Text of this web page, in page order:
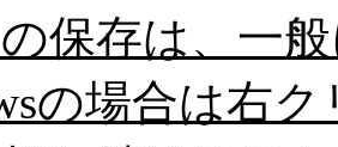
保存は、一
の場合は右